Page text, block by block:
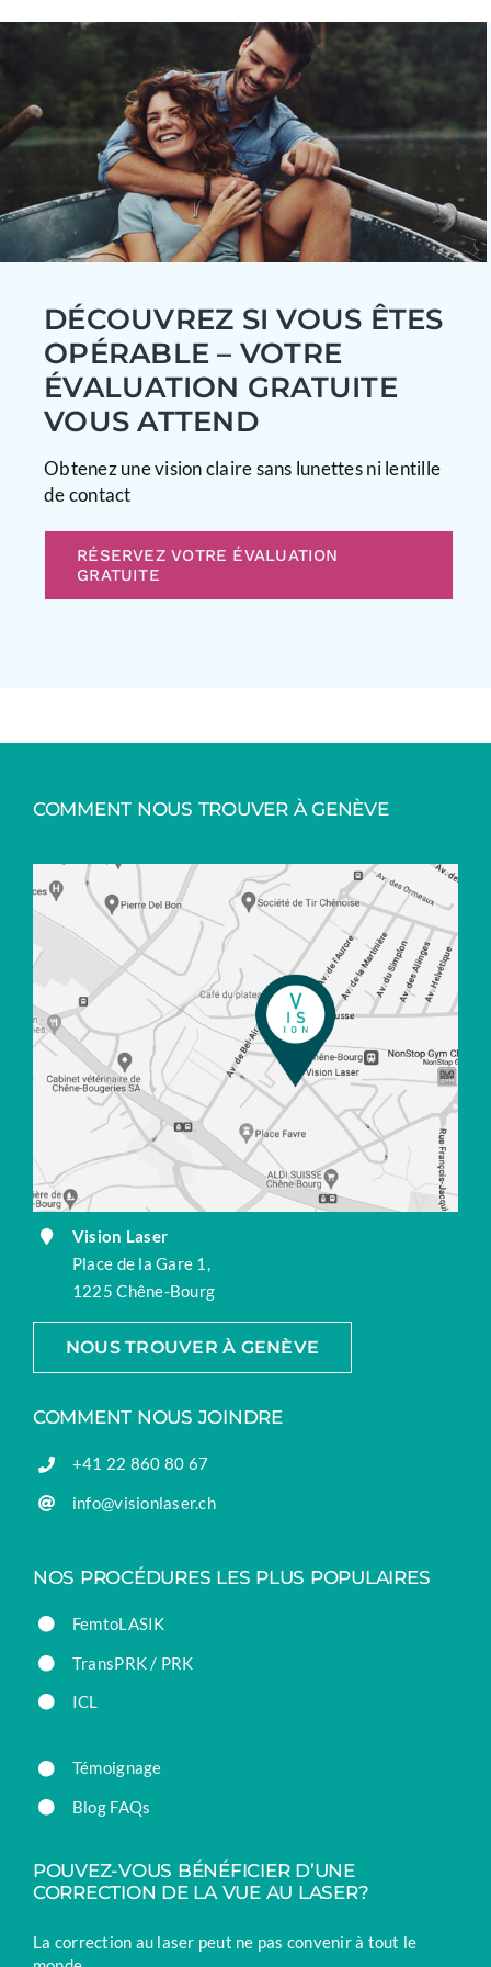
DÉCOUVREZ SI VOUS ÊTES
OPÉRABLE – VOTRE
ÉVALUATION GRATUITE
VOUS ATTEND
Obtenez une vision claire sans lunettes ni lentille
de contact
RÉSERVEZ VOTRE ÉVALUATION
GRATUITE
COMMENT NOUS TROUVER À GENÈVE
Vision Laser
Place de la Gare 1,
1225 Chêne-Bourg
NOUS TROUVER À GENÈVE
COMMENT NOUS JOINDRE
+41 22 860 80 67
info@visionlaser.ch
NOS PROCÉDURES LES PLUS POPULAIRES
FemtoLASIK
TransPRK / PRK
ICL
Témoignage
Blog FAQs
POUVEZ-VOUS BÉNÉFICIER D’UNE
CORRECTION DE LA VUE AU LASER?
La correction au laser peut ne pas convenir à tout le